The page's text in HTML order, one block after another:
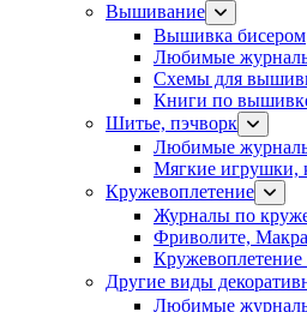
Вышивание
Вышивка бисером
Любимые
Схемы для
Книги по
Шитье, пэчворк
Любимые
Мягкие игрушки,
Кружевоплетение
Журналы по
Фриволите,
Другие виды
Любимые журналы